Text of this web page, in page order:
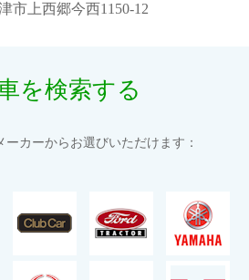
市上西郷今西1150-12
を検索する
カーからお選びいただけます：